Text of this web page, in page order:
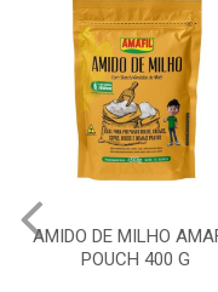
AMIDO DE MILHO
POUCH 400 G